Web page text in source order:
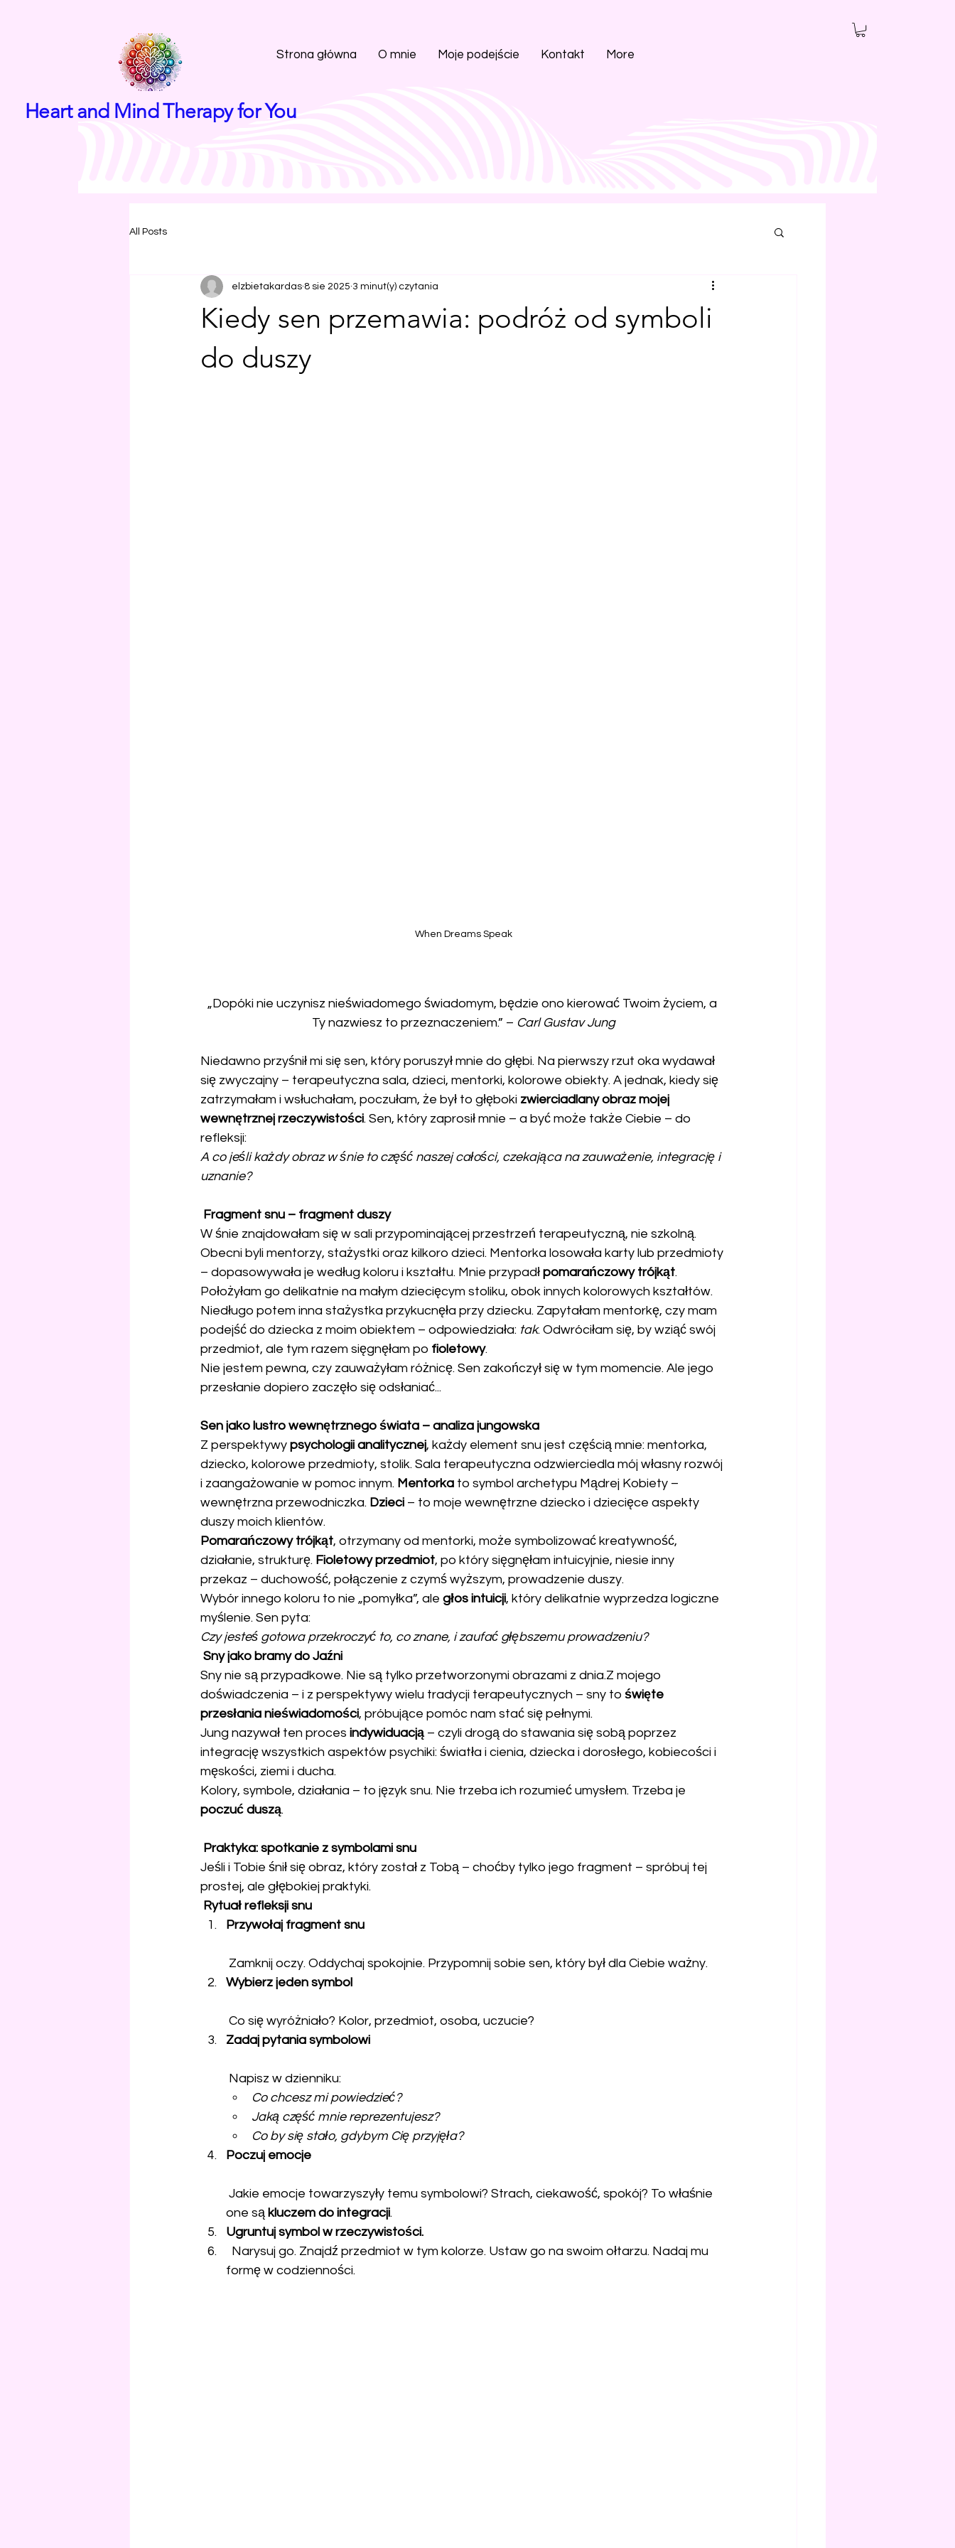
Heart and Mind Therapy for You
Strona główna O mnie Moje podejście Kontakt More
All Posts
Kiedy sen przemawia: podróż od symboli
do duszy
elzbietakardas 8 sie 2025 3 minut(y) czytania
When Dreams Speak
„Dopóki nie uczynisz nieświadomego świadomym, będzie ono kierować Twoim życiem, a
Ty nazwiesz to przeznaczeniem.” – Carl Gustav Jung
Niedawno przyśnił mi się sen, który poruszył mnie do głębi. Na pierwszy rzut oka wydawał
się zwyczajny – terapeutyczna sala, dzieci, mentorki, kolorowe obiekty. A jednak, kiedy się
zatrzymałam i wsłuchałam, poczułam, że był to głęboki zwierciadlany obraz mojej
wewnętrznej rzeczywistości. Sen, który zaprosił mnie – a być może także Ciebie – do
refleksji:
A co jeśli każdy obraz w śnie to część naszej całości, czekająca na zauważenie, integrację i
uznanie?
Fragment snu – fragment duszy
W śnie znajdowałam się w sali przypominającej przestrzeń terapeutyczną, nie szkolną.
Obecni byli mentorzy, stażystki oraz kilkoro dzieci. Mentorka losowała karty lub przedmioty
– dopasowywała je według koloru i kształtu. Mnie przypadł pomarańczowy trójkąt.
Położyłam go delikatnie na małym dziecięcym stoliku, obok innych kolorowych kształtów.
Niedługo potem inna stażystka przykucnęła przy dziecku. Zapytałam mentorkę, czy mam
podejść do dziecka z moim obiektem – odpowiedziała: tak. Odwróciłam się, by wziąć swój
przedmiot, ale tym razem sięgnęłam po fioletowy.
Nie jestem pewna, czy zauważyłam różnicę. Sen zakończył się w tym momencie. Ale jego
przesłanie dopiero zaczęło się odsłaniać...
Sen jako lustro wewnętrznego świata – analiza jungowska
Z perspektywy psychologii analitycznej, każdy element snu jest częścią mnie: mentorka,
dziecko, kolorowe przedmioty, stolik. Sala terapeutyczna odzwierciedla mój własny rozwój
i zaangażowanie w pomoc innym. Mentorka to symbol archetypu Mądrej Kobiety –
wewnętrzna przewodniczka. Dzieci – to moje wewnętrzne dziecko i dziecięce aspekty
duszy moich klientów.
Pomarańczowy trójkąt, otrzymany od mentorki, może symbolizować kreatywność,
działanie, strukturę. Fioletowy przedmiot, po który sięgnęłam intuicyjnie, niesie inny
przekaz – duchowość, połączenie z czymś wyższym, prowadzenie duszy.
Wybór innego koloru to nie „pomyłka”, ale głos intuicji, który delikatnie wyprzedza logiczne
myślenie. Sen pyta:
Czy jesteś gotowa przekroczyć to, co znane, i zaufać głębszemu prowadzeniu?
Sny jako bramy do Jaźni
Sny nie są przypadkowe. Nie są tylko przetworzonymi obrazami z dnia.Z mojego
doświadczenia – i z perspektywy wielu tradycji terapeutycznych – sny to święte
przesłania nieświadomości, próbujące pomóc nam stać się pełnymi.
Jung nazywał ten proces indywiduacją – czyli drogą do stawania się sobą poprzez
integrację wszystkich aspektów psychiki: światła i cienia, dziecka i dorosłego, kobiecości i
męskości, ziemi i ducha.
Kolory, symbole, działania – to język snu. Nie trzeba ich rozumieć umysłem. Trzeba je
poczuć duszą.
Praktyka: spotkanie z symbolami snu
Jeśli i Tobie śnił się obraz, który został z Tobą – choćby tylko jego fragment – spróbuj tej
prostej, ale głębokiej praktyki.
Rytuał refleksji snu
Przywołaj fragment snu
Zamknij oczy. Oddychaj spokojnie. Przypomnij sobie sen, który był dla Ciebie ważny.
Wybierz jeden symbol
Co się wyróżniało? Kolor, przedmiot, osoba, uczucie?
Zadaj pytania symbolowi
Napisz w dzienniku:
Co chcesz mi powiedzieć?
Jaką część mnie reprezentujesz?
Co by się stało, gdybym Cię przyjęła?
Poczuj emocje
one są kluczem do integracji.
Ugruntuj symbol w rzeczywistości.
formę w codzienności.